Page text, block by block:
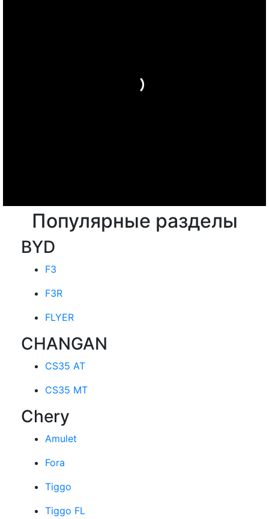
Популярные разделы
BYD
F3
F3R
FLYER
CHANGAN
CS35 AT
CS35 MT
Chery
Amulet
Fora
Tiggo
Tiggo FL